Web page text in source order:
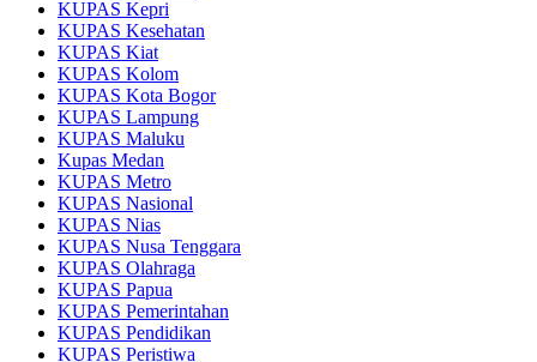
KUPAS Kepri
KUPAS Kesehatan
KUPAS Kiat
KUPAS Kolom
KUPAS Kota Bogor
KUPAS Lampung
KUPAS Maluku
Kupas Medan
KUPAS Metro
KUPAS Nasional
KUPAS Nias
KUPAS Nusa Tenggara
KUPAS Olahraga
KUPAS Papua
KUPAS Pemerintahan
KUPAS Pendidikan
KUPAS Peristiwa